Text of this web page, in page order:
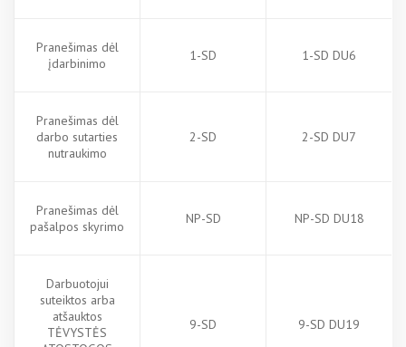
Pranešimas dėl
įdarbinimo
1-SD 1-SD DU6
Pranešimas dėl
darbo sutarties
nutraukimo
2-SD 2-SD DU7
Pranešimas dėl
pašalpos skyrimo
NP-SD NP-SD DU18
Darbuotojui
suteiktos arba
atšauktos
TĖVYSTĖS
9-SD 9-SD DU19